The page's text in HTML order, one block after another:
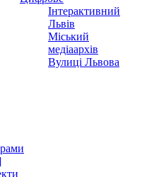
Інтерактивний
Львів
Міський
медіаархів
Вулиці Львова